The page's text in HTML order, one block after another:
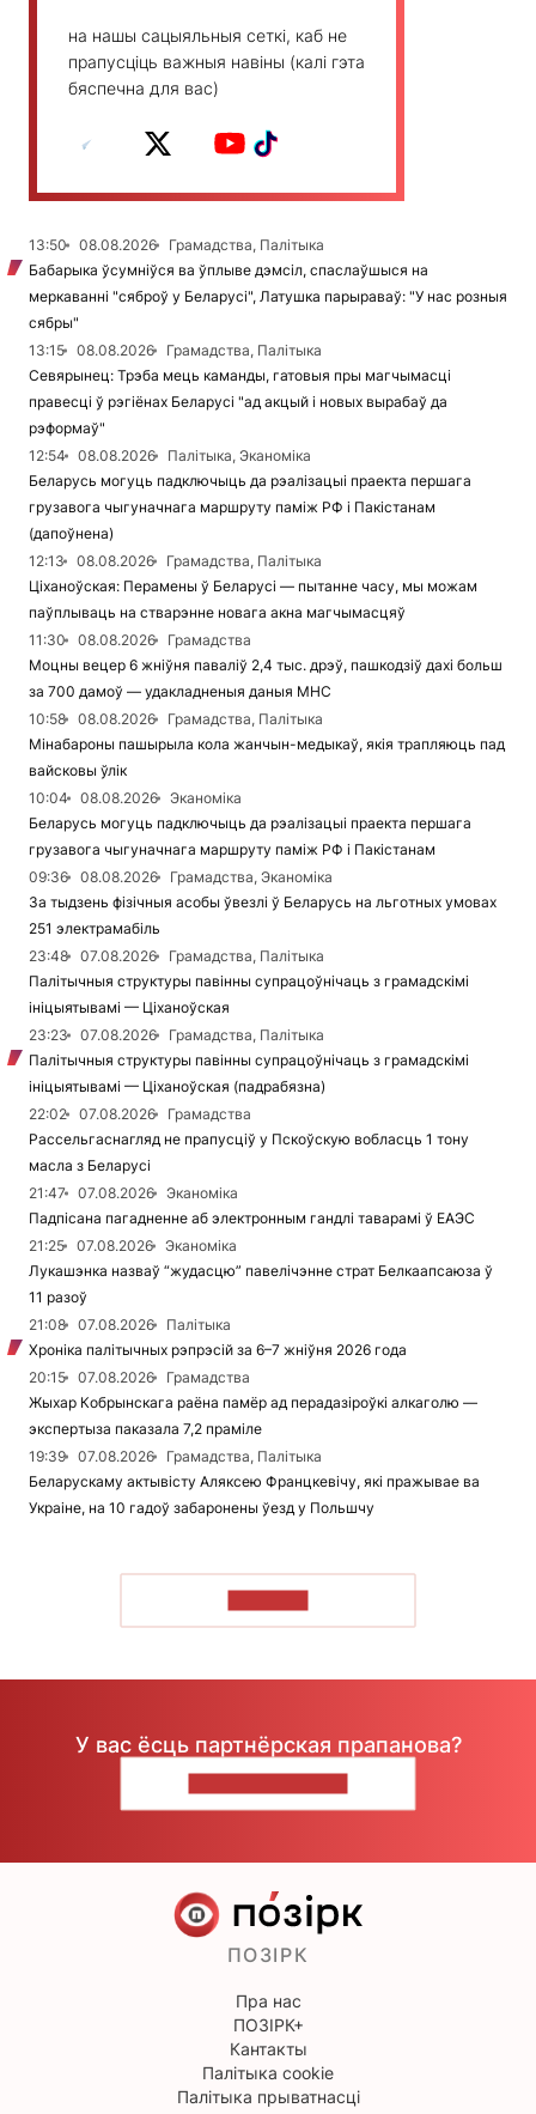
на нашы сацыяльныя сеткі, каб не
прапусціць важныя навіны (калі гэта
бяспечна для вас)
13:50 08.08.2026
Грамадства, Палітыка
Бабарыка ўсумніўся ва ўплыве дэмсіл, спаслаўшыся на
меркаванні "сяброў у Беларусі", Латушка парыраваў: "У нас розныя
сябры"
13:15
08.08.2026
Грамадства, Палітыка
Севярынец: Трэба мець каманды, гатовыя пры магчымасці
правесці ў рэгіёнах Беларусі "ад акцый і новых вырабаў да
рэформаў"
12:54
08.08.2026
Палітыка, Эканоміка
Беларусь могуць падключыць да рэалізацыі праекта першага
грузавога чыгуначнага маршруту паміж РФ і Пакістанам
(дапоўнена)
12:13
08.08.2026
Грамадства, Палітыка
Ціханоўская: Перамены ў Беларусі — пытанне часу, мы можам
паўплываць на стварэнне новага акна магчымасцяў
11:30
08.08.2026
Грамадства
Моцны вецер 6 жніўня паваліў 2,4 тыс. дрэў, пашкодзіў дахі больш
за 700 дамоў — удакладненыя даныя МНС
10:58
08.08.2026
Грамадства, Палітыка
Мінабароны пашырыла кола жанчын-медыкаў, якія трапляюць пад
вайсковы ўлік
10:04
08.08.2026
Эканоміка
Беларусь могуць падключыць да рэалізацыі праекта першага
грузавога чыгуначнага маршруту паміж РФ і Пакістанам
09:36
08.08.2026
Грамадства, Эканоміка
За тыдзень фізічныя асобы ўвезлі ў Беларусь на льготных умовах
251 электрамабіль
23:48
07.08.2026
Грамадства, Палітыка
Палітычныя структуры павінны супрацоўнічаць з грамадскімі
ініцыятывамі — Ціханоўская
23:23
07.08.2026
Грамадства, Палітыка
Палітычныя структуры павінны супрацоўнічаць з грамадскімі
ініцыятывамі — Ціханоўская (падрабязна)
22:02
07.08.2026
Грамадства
Рассельгаснагляд не прапусціў у Пскоўскую вобласць 1 тону
масла з Беларусі
21:47
07.08.2026
Эканоміка
Падпісана пагадненне аб электронным гандлі таварамі ў ЕАЭС
21:25
07.08.2026
Эканоміка
Лукашэнка назваў “жудасцю” павелічэнне страт Белкаапсаюза ў
11 разоў
21:08
07.08.2026
Палітыка
Хроніка палітычных рэпрэсій за 6–7 жніўня 2026 года
20:15
07.08.2026
Грамадства
Жыхар Кобрынскага раёна памёр ад перадазіроўкі алкаголю —
экспертыза паказала 7,2 праміле
19:39
07.08.2026
Грамадства, Палітыка
Беларускаму актывісту Аляксею Францкевічу, які пражывае ва
Украіне, на 10 гадоў забаронены ўезд у Польшчу
У вас ёсць партнёрская прапанова?
ПОЗІРК
Пра нас
ПОЗІРК+
Кантакты
Палітыка cookie
Палітыка прыватнасці